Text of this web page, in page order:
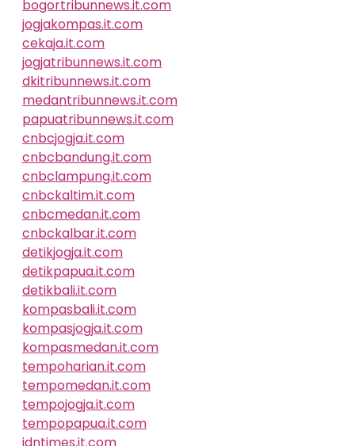
bogortribunnews.it.com
jogjakompas.it.com
cekaja.it.com
jogjatribunnews.it.com
dkitribunnews.it.com
medantribunnews.it.com
papuatribunnews.it.com
cnbcjogja.it.com
cnbcbandung.it.com
cnbclampung.it.com
cnbckaltim.it.com
cnbcmedan.it.com
cnbckalbar.it.com
detikjogja.it.com
detikpapua.it.com
detikbali.it.com
kompasbali.it.com
kompasjogja.it.com
kompasmedan.it.com
tempoharian.it.com
tempomedan.it.com
tempojogja.it.com
tempopapua.it.com